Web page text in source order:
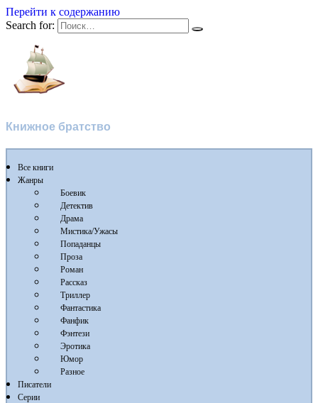
Перейти к содержанию
Search for:
Книжное братство
Все книги
Жанры
Боевик
Детектив
Драма
Мистика/Ужасы
Попаданцы
Проза
Роман
Рассказ
Триллер
Фантастика
Фанфик
Фэнтези
Эротика
Юмор
Разное
Писатели
Серии